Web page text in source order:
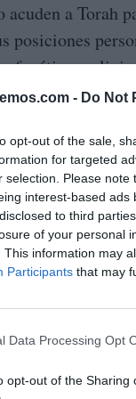
- Do Not
opt-out of the sale,
for targeted
selection. Please
interest-based
to third
of your personal
This information may
Participants that may
Data Processing Opt
opt-out of the Sharing
a Torah
posiciones
fanáticos
más que
Trump. Lo ha
Historia con
Seamos
la desaparición
de la
se mide por su
claros: así, o